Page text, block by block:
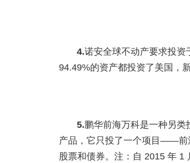
4.诺安全球不动产要求投资
94.49%的资产都投资了美国，
5.鹏华前海万科是一种另
产品，它只投了一个项目——前
股票和债券。注：自 2015 年 1